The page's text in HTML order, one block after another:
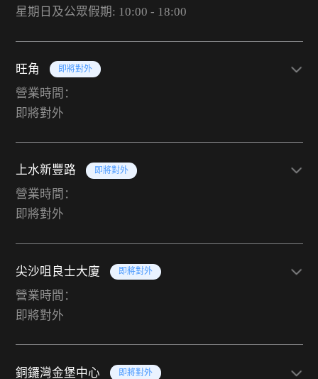
星期日及公眾假期: 10:00 - 18:00
旺角 即將對外
營業時間：
即將對外
上水新豐路 即將對外
營業時間：
即將對外
尖沙咀良士大廈 即將對外
營業時間：
即將對外
銅鑼灣金堡中心 即將對外